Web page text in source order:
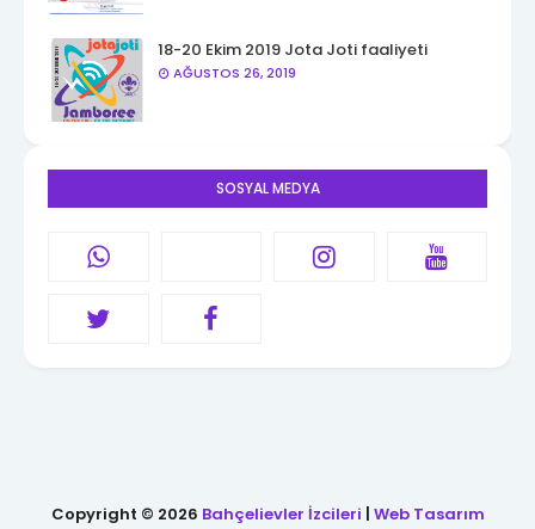
18-20 Ekim 2019 Jota Joti faaliyeti
AĞUSTOS 26, 2019
SOSYAL MEDYA
Copyright © 2026 Bahçelievler İzcileri | Web Tasarım